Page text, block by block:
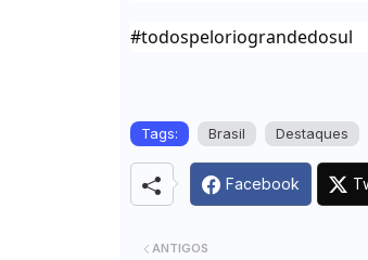
#todospeloriograndedosul
Tags: Brasil Destaques
Facebook
ANTIGOS